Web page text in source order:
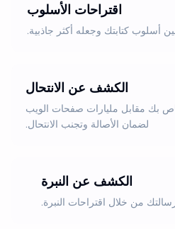
اقتراحات الأسلوب
كتابتك وجعله أكثر جاذبية.
الكشف عن الانتحال
بك مقابل مليارات صفحات الويب
لضمان الأصالة وتجنب الانتحال.
الكشف عن النبرة
من خلال اقتراحات النبرة.